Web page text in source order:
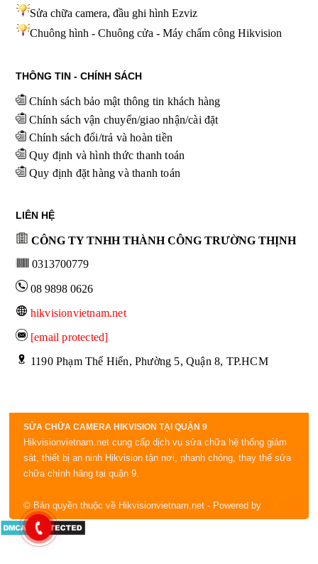
SỬA CHỮA CAMERA HIKVISION TẠI QUẬN 9
Hikvisionvietnam.net cung cấp dịch vụ sửa chữa hệ thống giám
sát, thiết bị an ninh Hikvision tận nơi, nhanh chóng, thay thế sửa
chữa chính hãng tại quận 9.
Sửa chữa camera, đầu ghi hình Ezviz
Chuông hình - Chuông cửa - Máy chấm công Hikvision
THÔNG TIN - CHÍNH SÁCH
Chính sách bảo mật thông tin khách hàng
Chính sách vận chuyển/giao nhận/cài đặt
Chính sách đổi/trả và hoàn tiền
Quy định và hình thức thanh toán
Quy định đặt hàng và thanh toán
LIÊN HỆ
CÔNG TY TNHH THÀNH CÔNG TRƯỜNG THỊNH
0313700779
08 9898 0626
hikvisionvietnam.net
[email protected]
1190 Phạm Thế Hiển, Phường 5, Quận 8, TP.HCM
© Bản quyền thuộc về Hikvisionvietnam.net - Powered by